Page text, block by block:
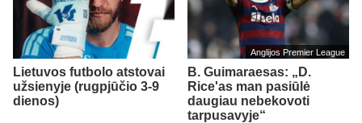
Lietuvos futbolo atstovai
užsienyje (rugpjūčio 3-9
dienos)
Anglijos Premier League
B. Guimaraesas: „D.
Rice'as man pasiūlė
daugiau nebekovoti
tarpusavyje“